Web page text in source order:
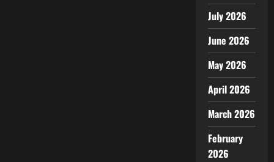
July 2026
June 2026
May 2026
April 2026
March 2026
February
2026